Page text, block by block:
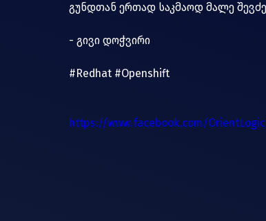
გუნდთან ერთად საკმაოდ მალე
- გივი დოჭვირი
#Redhat #Openshift
https://www.facebook.com/